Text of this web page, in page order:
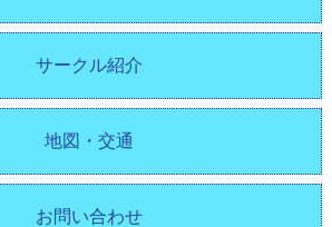
サークル紹介
地図・交通
お問い合わせ